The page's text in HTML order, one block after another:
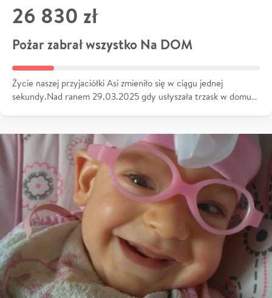
26 830 zł
Pożar zabrał wszystko Na DOM
Życie naszej przyjaciółki Asi zmieniło się w ciągu jednej
sekundy.Nad ranem 29.03.2025 gdy usłyszała trzask w domu…